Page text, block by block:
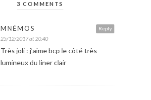
3 COMMENTS
Reply
MNÉMOS
25/12/2017 at 20:40
Très joli : j’aime bcp le côté très
lumineux du liner clair